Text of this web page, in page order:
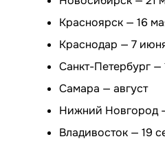
Красноярск — 16
Краснодар — 7
Санкт-Петербург —
Самара — август
Нижний Новгород
Владивосток — 19